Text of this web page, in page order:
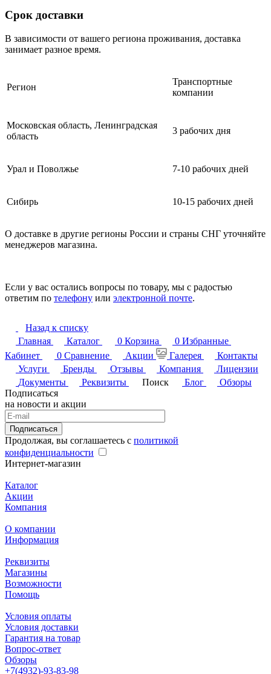
Срок доставки
В зависимости от вашего региона проживания, доставка
занимает разное время.
Регион
Транспортные
компании
Московская область, Ленинградская
область
3 рабочих дня
Урал и Поволжье 7-10 рабочих дней
Сибирь 10-15 рабочих дней
О доставке в другие регионы России и страны СНГ уточняйте
менеджеров магазина.
Если у вас остались вопросы по товару, мы с радостью
ответим по телефону или электронной почте.
Назад к списку
Главная
Каталог 0 Корзина 0 Избранные
Кабинет
0 Сравнение Акции Галерея
Контакты
Услуги
Бренды Отзывы Компания
Лицензии
Документы
Реквизиты Поиск Блог
Обзоры
Подписаться
на новости и акции
Подписаться
Продолжая, вы соглашаетесь с политикой
конфиденциальности
Интернет-магазин
Каталог
Акции
Компания
О компании
Информация
Реквизиты
Магазины
Возможности
Помощь
Условия оплаты
Условия доставки
Гарантия на товар
Вопрос-ответ
Обзоры
+7(4932)-93-83-98